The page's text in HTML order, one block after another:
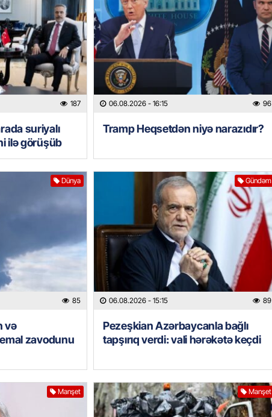
187
suriyalı
ilə görüşüb
06.08.2026 - 16:15 96
Tramp Heqsetdən niyə narazıdır?
Dünya
85
və
zavodunu
Gündəm
06.08.2026 - 15:15 89
Pezeşkian Azərbaycanla bağlı
tapşırıq verdi: vali hərəkətə keçdi
Manşet Manşet